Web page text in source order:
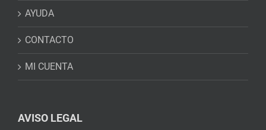
AYUDA
CONTACTO
MI CUENTA
AVISO LEGAL